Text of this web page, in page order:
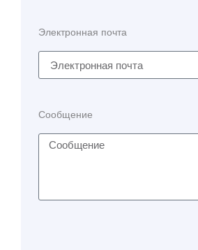
Электронная почта
Сообщение